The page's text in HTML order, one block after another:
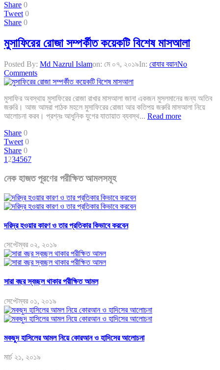
Share 0
Tweet 0
Share 0
মুসাফিরের রোজা সম্পর্কীত কয়েকটি বিশেষ মাসআলা
Posted By: Md Nazrul Islamon: মে ০৭, ২০১৯In: রোযার বয়ানNo
Comments
মুসাফির অবস্থায় মুসাফিরের রোজা রাখার মাসআলা জানা একজন মুসলমানের জন্য অতিব
জরুরি। আজ আমরা পাঠক মহলে মুসাফিরের রোজা আর কতিপয় জরুরি মাসআলা নিয়ে
আলোচনা করব। প্রশ্নঃ আধুনিক যুগের যাতায়াত ব্যবস্থ... Read more
Share 0
Tweet 0
Share 0
1 234567
নেক হাজত পূরণের পরীক্ষিত আমলসমূহ
দরিদ্র হওয়ার কারণ ও তার প্রতিকার কিভাবে করবেন
সেপ্টেম্বর ০২, ২০১৯
সারা বছর স্বচ্ছল থাকার পরীক্ষিত আমল
সেপ্টেম্বর ০১, ২০১৯
মকছুদ হাসিলের আমল নিয়ে কোরআন ও হাদিসের আলোচনা
মার্চ ২১, ২০১৯